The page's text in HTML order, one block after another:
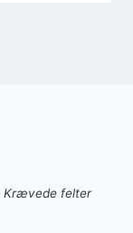
Krævede felter